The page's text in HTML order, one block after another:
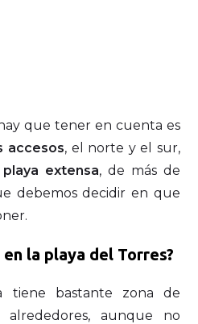
que tener en cuenta es
accesos, el norte y el sur,
playa extensa, de más de
debemos decidir en que
la playa del Torres?
tiene bastante zona de
alrededores, aunque no